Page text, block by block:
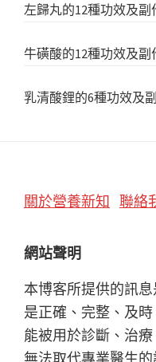
左歸丸的12種功效及副
牛磺酸的12種功效及副
乳清酸鋰的6種功效及
Footer
關於營養新知 聯絡
網站聲明
本博客所提供的訊
是正確、完整、及
能被用於診斷、治
無法取代專業醫生